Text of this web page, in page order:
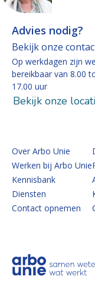
Advies nodig?
Bekijk onze
Op werkdagen zijn we
bereikbaar van 8.00
17.00 uur
Bekijk onze
Over Arbo Unie
Werken bij Arbo Unie
Kennisbank
Diensten
Contact opnemen